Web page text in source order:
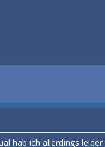
hab ich allerdings